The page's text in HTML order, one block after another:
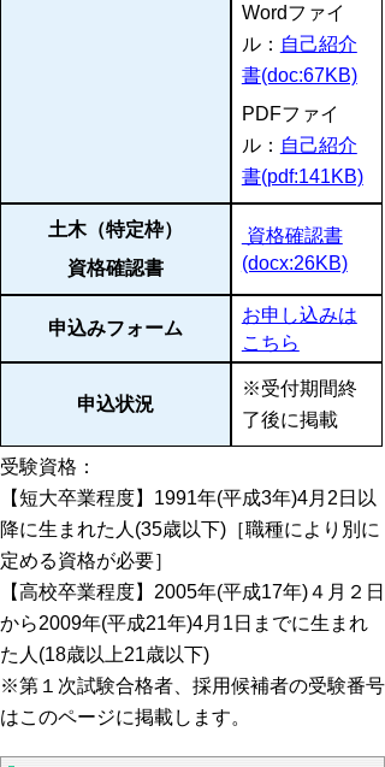
Wordファイ
ル： 自己紹介
書(doc:67KB)
PDFファイ
ル： 自己紹介
書(pdf:141KB)
土木（特定枠）
資格確認書
資格確認書
(docx:26KB)
申込みフォーム
お申し込みは
こちら
申込状況
※受付期間終
了後に掲載
受験資格：
【短大卒業程度】1991年(平成3年)4月2日以
降に生まれた人(35歳以下)［職種により別に
定める資格が必要］
【高校卒業程度】2005年(平成17年)４月２日
から2009年(平成21年)4月1日までに生まれ
た人(18歳以上21歳以下)
※第１次試験合格者、採用候補者の受験番号
はこのページに掲載します。